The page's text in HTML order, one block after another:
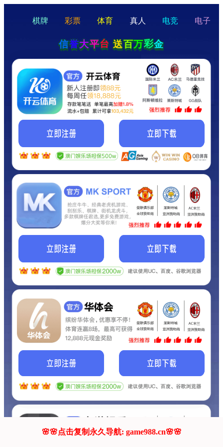
hello
Hey Guys!
我们即将上线啦...
我们的网站正在建设.
它将是非常棒的网站.
联系我们!